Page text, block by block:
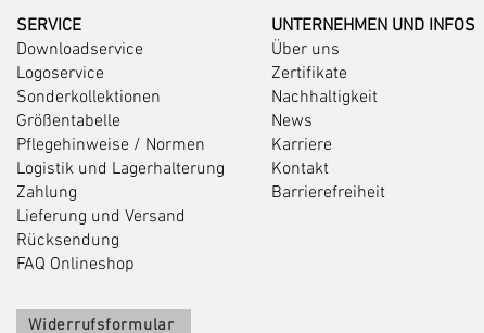
SERVICE
Downloadservice
Logoservice
Sonderkollektionen
Größentabelle
Pflegehinweise / Normen
Logistik und Lagerhalterung
Zahlung
Lieferung und Versand
Rücksendung
FAQ Onlineshop
Widerrufsformular
UNTERNEHMEN UND INFOS
Über uns
Zertifikate
Nachhaltigkeit
News
Karriere
Kontakt
Barrierefreiheit